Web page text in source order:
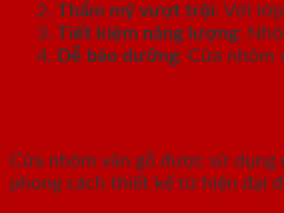
Thẩm mỹ vượt trội: Với
Tiết kiệm năng lượng:
Dễ bảo dưỡng: Cửa nhôm
Cửa nhôm vân gỗ được sử dụng
phong cách thiết kế từ hiện đại